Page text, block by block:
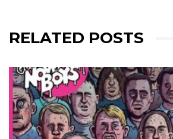
RELATED POSTS